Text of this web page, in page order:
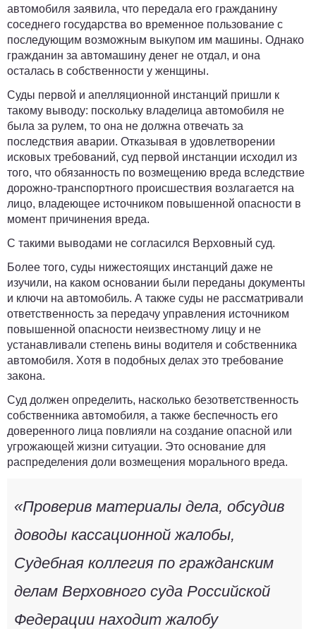
автомобиля заявила, что передала его гражданину
соседнего государства во временное пользование с
последующим возможным выкупом им машины. Однако
гражданин за автомашину денег не отдал, и она
осталась в собственности у женщины.
Суды первой и апелляционной инстанций пришли к
такому выводу: поскольку владелица автомобиля не
была за рулем, то она не должна отвечать за
последствия аварии. Отказывая в удовлетворении
исковых требований, суд первой инстанции исходил из
того, что обязанность по возмещению вреда вследствие
дорожно-транспортного происшествия возлагается на
лицо, владеющее источником повышенной опасности в
момент причинения вреда.
С такими выводами не согласился Верховный суд.
Более того, суды нижестоящих инстанций даже не
изучили, на каком основании были переданы документы
и ключи на автомобиль. А также суды не рассматривали
ответственность за передачу управления источником
повышенной опасности неизвестному лицу и не
устанавливали степень вины водителя и собственника
автомобиля. Хотя в подобных делах это требование
закона.
Суд должен определить, насколько безответственность
собственника автомобиля, а также беспечность его
доверенного лица повлияли на создание опасной или
угрожающей жизни ситуации. Это основание для
распределения доли возмещения морального вреда.
«Проверив материалы дела, обсудив
доводы кассационной жалобы,
Судебная коллегия по гражданским
делам Верховного суда Российской
Федерации находит жалобу